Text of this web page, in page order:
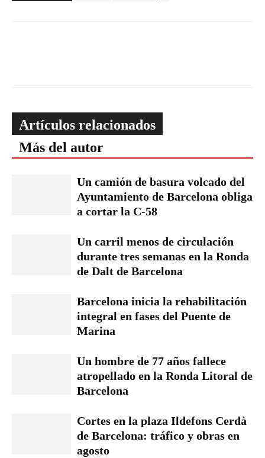
Artículos relacionados
Más del autor
Un camión de basura volcado del
Ayuntamiento de Barcelona obliga
a cortar la C-58
Un carril menos de circulación
durante tres semanas en la Ronda
de Dalt de Barcelona
Barcelona inicia la rehabilitación
integral en fases del Puente de
Marina
Un hombre de 77 años fallece
atropellado en la Ronda Litoral de
Barcelona
Cortes en la plaza Ildefons Cerdà
de Barcelona: tráfico y obras en
agosto